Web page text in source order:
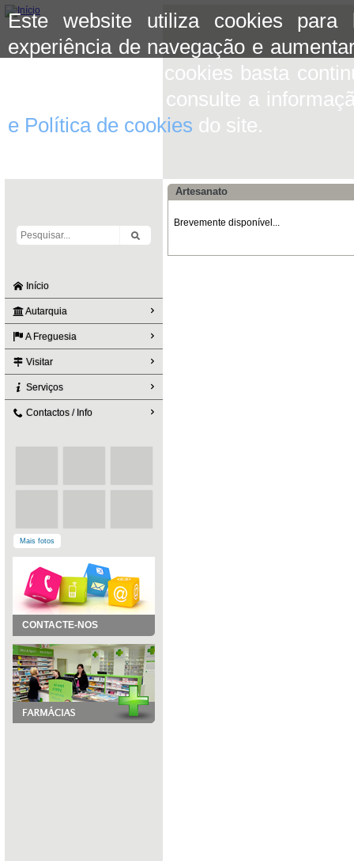
Este website utiliza cookies para
experiência de navegação e
aceitar o uso de cookies basta
mais informação consulte a
e Política de cookies do site.
Início
Autarquia
A Freguesia
Visitar
Serviços
Contactos / Info
Mais fotos
CONTACTE-NOS
Artesanato
Brevemente disponível...